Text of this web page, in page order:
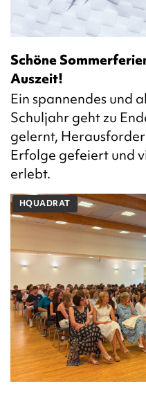
Schöne
Auszeit!
Ein spannendes und
Schuljahr geht zu
gelernt,
Erfolge gefeiert und
erlebt.
HQUADRAT